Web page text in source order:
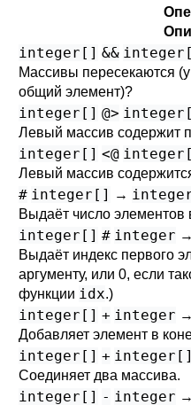
integer[] &&
Массивы пересекаются
общий элемент)?
integer[] @>
Левый массив содержит
integer[] <@
Левый массив
# integer[] →
Выдаёт число элементов
integer[] # integer →
Выдаёт индекс первого
аргументу, или 0, если
функции idx.)
integer[] + integer →
Добавляет элемент в
integer[] + integer[]
Соединяет два массива.
integer[] - integer →